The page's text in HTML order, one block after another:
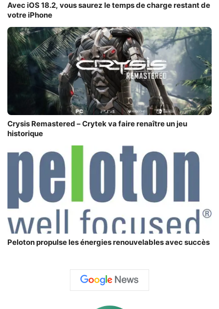
Avec iOS 18.2, vous saurez le temps de charge restant de
votre iPhone
Crysis Remastered – Crytek va faire renaître un jeu
historique
Peloton propulse les énergies renouvelables avec succès